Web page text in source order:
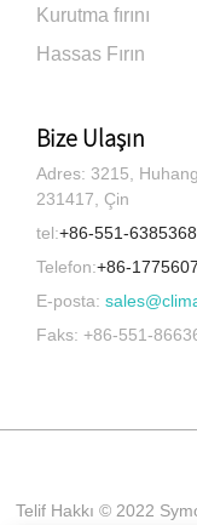
Kurutma fırını
Hassas Fırın
Bize Ulaşın
Adres: 3215,
231417, Çin
tel:+86-551-
Telefon:+86-
E-posta:
Faks: +86-551-
Telif Hakkı © 2022